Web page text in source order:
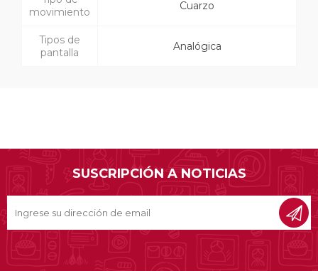
movimiento
Cuarzo
Tipos de
pantalla
Analógica
SUSCRIPCIÓN A NOTICIAS